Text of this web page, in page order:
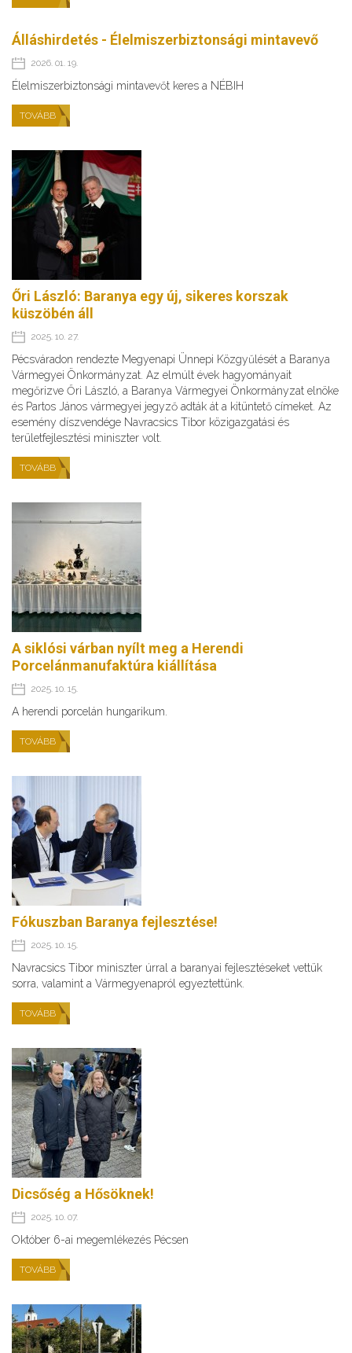
Álláshirdetés - Élelmiszerbiztonsági mintavevő
2026. 01. 19.
Élelmiszerbiztonsági mintavevőt keres a NÉBIH
TOVÁBB
Őri László: Baranya egy új, sikeres korszak
küszöbén áll
2025. 10. 27.
Pécsváradon rendezte Megyenapi Ünnepi Közgyűlését a Baranya
Vármegyei Önkormányzat. Az elmúlt évek hagyományait
megőrizve Őri László, a Baranya Vármegyei Önkormányzat elnöke
és Partos János vármegyei jegyző adták át a kitüntető címeket. Az
esemény díszvendége Navracsics Tibor közigazgatási és
területfejlesztési miniszter volt.
TOVÁBB
A siklósi várban nyílt meg a Herendi
Porcelánmanufaktúra kiállítása
2025. 10. 15.
A herendi porcelán hungarikum.
TOVÁBB
Fókuszban Baranya fejlesztése!
2025. 10. 15.
Navracsics Tibor miniszter úrral a baranyai fejlesztéseket vettük
sorra, valamint a Vármegyenapról egyeztettünk.
TOVÁBB
Dicsőség a Hősöknek!
2025. 10. 07.
Október 6-ai megemlékezés Pécsen
TOVÁBB